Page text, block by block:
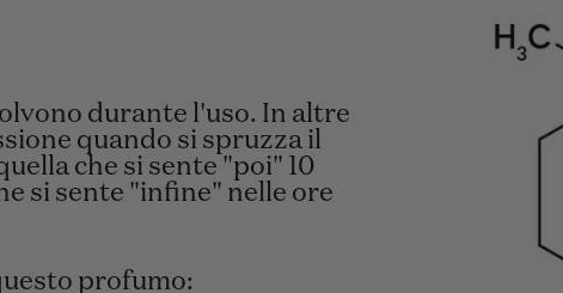
durante l'uso. In altre
quando si spruzza il
che si sente "poi" 10
si sente "infine" nelle ore
profumo: